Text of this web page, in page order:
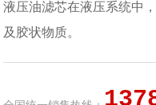
液压油滤芯在液压系统中
及胶状物质。